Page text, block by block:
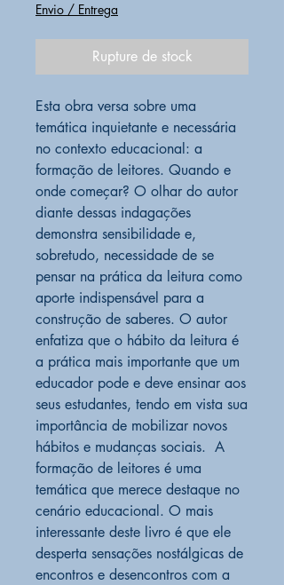
Envio / Entrega
Rupture de stock
Esta obra versa sobre uma
temática inquietante e necessária
no contexto educacional: a
formação de leitores. Quando e
onde começar? O olhar do autor
diante dessas indagações
demonstra sensibilidade e,
sobretudo, necessidade de se
pensar na prática da leitura como
aporte indispensável para a
construção de saberes. O autor
enfatiza que o hábito da leitura é
a prática mais importante que um
educador pode e deve ensinar aos
seus estudantes, tendo em vista sua
importância de mobilizar novos
hábitos e mudanças sociais. A
formação de leitores é uma
temática que merece destaque no
cenário educacional. O mais
interessante deste livro é que ele
desperta sensações nostálgicas de
encontros e desencontros com a